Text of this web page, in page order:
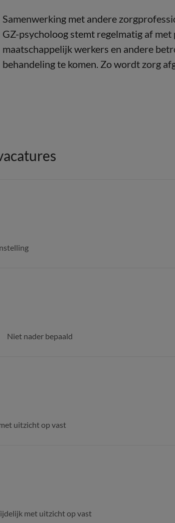
Samenwerking met andere
GZ-psycholoog stemt regelmatig af
maatschappelijk werkers en andere
behandeling te komen. Zo wordt zorg
Niet nader bepaald
uitzicht op vast
met uitzicht op vast